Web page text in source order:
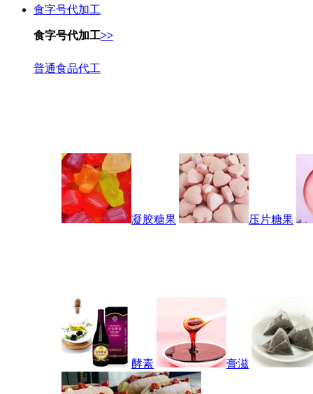
食字号代加工
食字号代加工>>
普通食品代工
凝胶糖果 压片糖果
酵素 膏滋